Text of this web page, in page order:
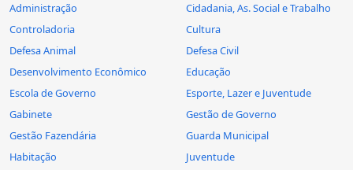
Administração
Cidadania, As. Social e Trabalho
Controladoria
Cultura
Defesa Animal
Defesa Civil
Desenvolvimento Econômico
Educação
Escola de Governo
Esporte, Lazer e Juventude
Gabinete
Gestão de Governo
Gestão Fazendária
Guarda Municipal
Habitação
Juventude